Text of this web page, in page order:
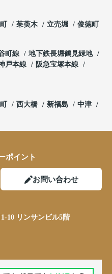
町 茱萸木 立売堀 俊徳町
町線
地下鉄長堀鶴見緑地
戸本線
阪急宝塚本線
西大橋 新福島
中津
ポイント
お問い合わせ
10 リンサンビル5階